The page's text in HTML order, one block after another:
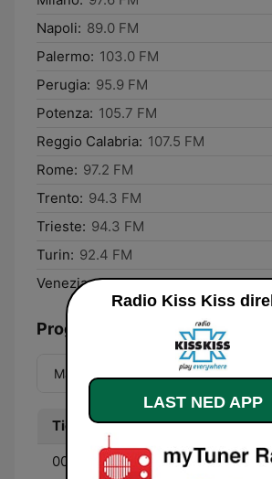
Napoli: 89.0 FM
Palermo: 103.0 FM
Perugia: 95.9 FM
Potenza: 105.7 FM
Reggio Calabria: 107.5 FM
Rome: 97.2 FM
Trento: 94.3 FM
Trieste: 94.3 FM
Turin: 92.4 FM
Venezia: 99.5 FM
Programoversikt
Man Ons Tor
Tid Program
00:00 - 01:00 La Notte Vola
Radio Kiss Kiss
LAST NED APP